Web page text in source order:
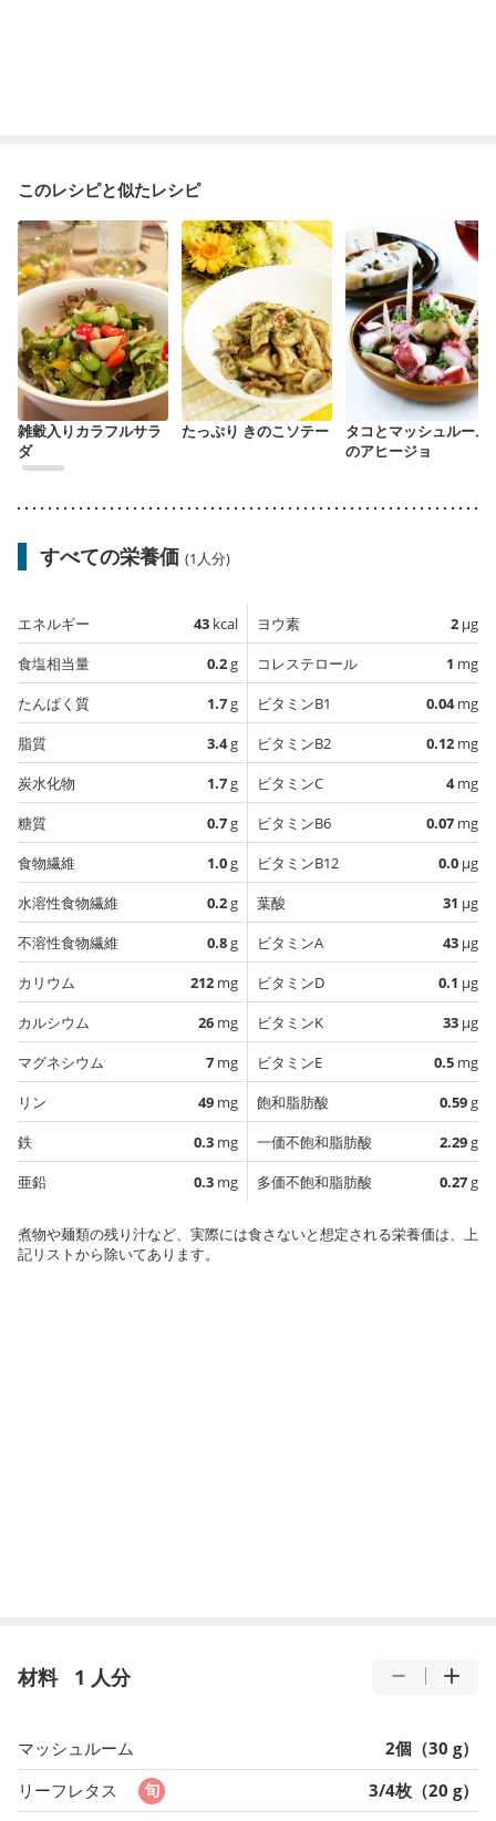
このレシピと似たレシピ
雑穀入りカラフルサラ
ダ
たっぷり きのこソテー
タコとマッシュルーム
のアヒージョ
すべての栄養価 (1人分)
エネルギー 43 kcal
食塩相当量
0.2g
たんぱく質
1.7g
脂質
3.4g
炭水化物
1.7g
糖質
0.7g
食物繊維
1.0g
水溶性食物繊維
0.2g
不溶性食物繊維
0.8g
カリウム
212 mg
カルシウム
26 mg
マグネシウム
7 mg
リン
49 mg
鉄
0.3 mg
亜鉛
0.3 mg
ヨウ素 2 µg
コレステロール
1 mg
ビタミンB1
0.04mg
ビタミンB2
0.12 mg
ビタミンC
4mg
ビタミンB6
0.07 mg
ビタミンB12
0.0 µg
葉酸
31 µg
ビタミンA
43 µg
ビタミンD
0.1 µg
ビタミンK
33 µg
ビタミンE
0.5 mg
飽和脂肪酸
0.59g
一価不飽和脂肪酸
2.29g
多価不飽和脂肪酸
0.27g
煮物や麺類の残り汁など、実際には食さないと想定される栄養価は、上
記リストから除いてあります。
材料 1 人分
マッシュルーム
2個（30 g）
リーフレタス
3/4枚（20 g）